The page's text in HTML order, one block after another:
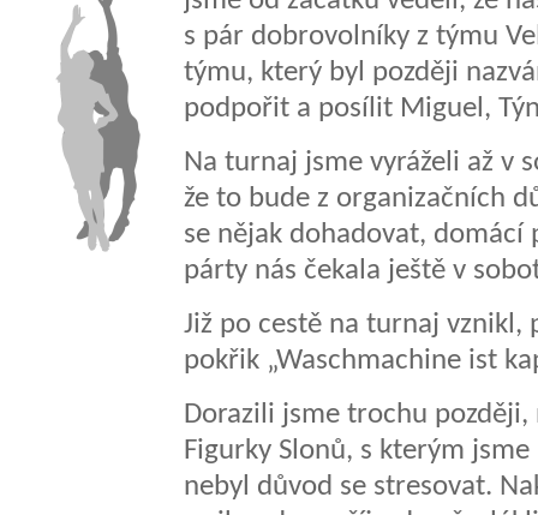
s pár dobrovolníky z týmu
týmu, který byl později
podpořit a posílit Miguel,
Na turnaj jsme vyráželi až v
že to bude z organizačních
se nějak dohadovat,
párty nás čekala ještě v
Již po cestě na turnaj vznikl,
pokřik „Waschmachine ist
Dorazili jsme trochu
Figurky Slonů, s kterým
nebyl důvod se stresovat.